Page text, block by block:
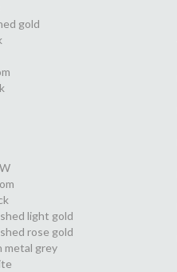
gold
light gold
rose gold
metal grey